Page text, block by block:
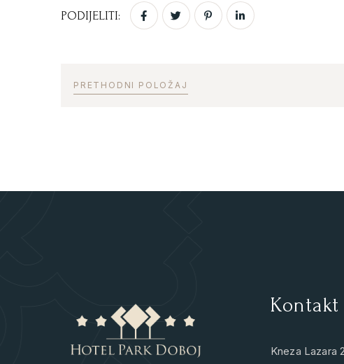
PODIJELITI:
PRETHODNI POLOŽAJ
Kneza Lazara